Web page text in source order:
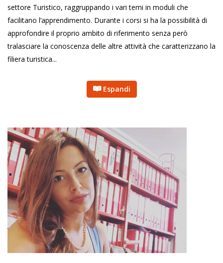
settore Turistico, raggruppando i vari temi in moduli che
facilitano l’apprendimento. Durante i corsi si ha la possibilità di
approfondire il proprio ambito di riferimento senza però
tralasciare la conoscenza delle altre attività che caratterizzano la
filiera turistica...
Espandi